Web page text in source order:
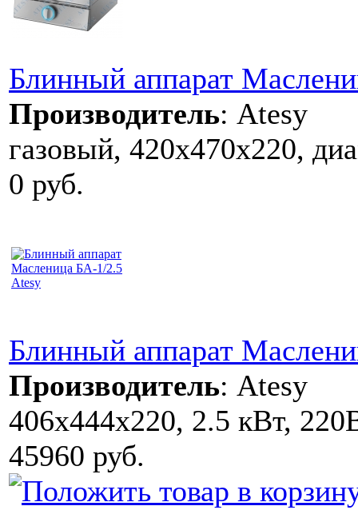
Блинный аппарат
Производитель: Atesy
газовый, 420х470х220,
0 руб.
Блинный аппарат
Производитель: Atesy
406х444х220, 2.5 кВт,
45960 руб.